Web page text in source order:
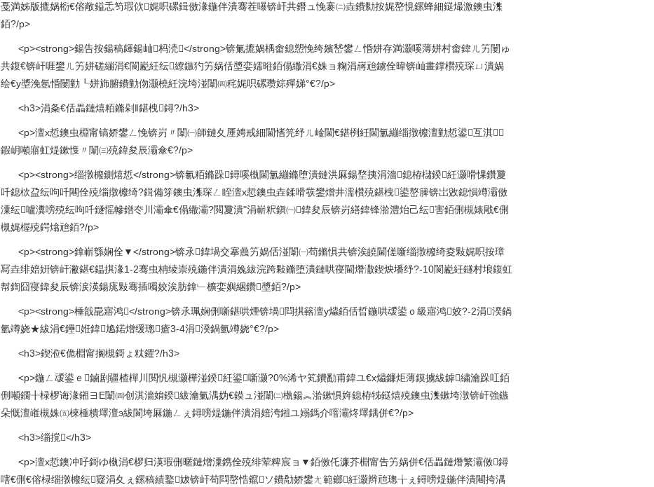
戞満姊版摝娲椼€傛敞鎰忎笉瑕佽娓呮磥鍓傚湪鍦伴潰骞茬嚗锛屽共鐕ュ悗褰㈡垚鐨勬按娓嶅悓鏍蜂細鎹熶激鐭虫潗
銆?/p>
<p><strong>鍚告按鍚稿皹鍚屾杩涜</strong>锛氭摝娲楀畬鎴愬悗绔嬪嵆鐢ㄥ惛姘存満灏嗘薄姘村畬鍏ㄦ竻闄ゅ
共鍑€锛屽啀鐢ㄦ竻姘磋繃涓€閬嶏紝纭繚鏃犳竻娲佸墏娈嬬暀銆傝繖涓€姝ョ粷涓嶈兘鐪佺暐锛屾畫鐣欑殑琛ㄩ潰娲
绘€у墏浼氬惛闄勭┖姘斾腑鐨勭伆灏橈紝浣垮湴闈㈣秺娓呮磥瓒婃殫娣°€?/p>
<h3>涓夈€佸畾鏈熺粨鏅剁‖鍖栧鐞?/h3>
<p>澶х悊鐭虫棩甯镐娇鐢ㄥ悗锛岃〃闈㈠師鏈夊厜娉戒細閫愭笎纾ㄦ崯閫€鍖栵紝閫氳繃缁撴櫠澶勭悊鍙互淇
鍜岄噸寤虹煶鏉愯〃闈㈢殑鍏夋辰灞傘€?/p>
<p><strong>缁撴櫠鍘熺悊</strong>锛氱粨鏅跺鐞嗘槸閫氳繃鏅堕潰鏈洪厤鍚堥挗涓濇鎴栫櫧鍨紝灏嗗惈鑽夐
吀鎴栨盁纭呴吀闀佺殑缁撴櫠绮?鍓備笌鐭虫潗琛ㄥ眰澶х悊鐭虫垚鍒嗗彂鐢熷井濡欑殑鍖栧鍙嶅簲锛岀敓鎴愪竴灞傚
潥纭嚧瀵嗙殑纭呴吀鐩愮幓鐠冭川灞傘€傝繖灞?閲夐潰"涓嶄粎鎭㈠鍏夋辰锛岃繕鍏锋湁澧炲己纭害銆侀槻婊戙€侀
槻娓楃殑鍔熻兘銆?/p>
<p><strong>鎿嶄綔娴佺▼</strong>锛氶鍏堝交搴曟竻娲佸湴闈㈠苟鏅惧共锛涘皢閫傞噺缁撴櫠绮夌敤娓呮按璋
冩垚绯婄姸锛屽潎鍖€鎾掑湪1-2骞虫柟绫崇殑鍦伴潰涓婏紱浣跨敤鏅堕潰鏈哄寑閫熸潵鍥炴墦纾?-10閬嶏紝鐩村埌鍑虹
幇鍧囧寑鍏夋辰锛涙渶鍚庣敤骞插噣姣涘肪鎿﹂櫎娈嬩綑鑽墏銆?/p>
<p><strong>棰戠巼寤鸿</strong>锛氶珮娴侀噺鍖哄煙锛堝閰掑簵澶у爞銆佸晢鍦哄叆鍙ｏ級寤鸿姣?-2涓湀鍋
氫竴娆★紱涓€鑸姙鍏尯鍩熷缓璁瘡3-4涓湀鍋氫竴娆°€?/p>
<h3>鍥涖€佹棩甯搁槻鎶ょ粏鑺?/h3>
<p>鍦ㄥ叆鍙ｅ鏀剧疆楂樿川閲忛槻灏樺湴鍨紝鍙噺灏?0%浠ヤ笂鐨勫甫鍏ユ€х爞鐮炬薄鏌擄紱鎼繍瀹跺叿銆
侀噸鐗╂椂椤诲湪鎺ヨЕ闈㈣创淇濇姢鍨紱瀹氭湡妫€鏌ュ湴闈㈡槸鍚︽湁鏉惧姩鎴栫牬鎹熺殑鐭虫潗鏉垮潡锛屽強鏃
朵慨澶嶉槻姝㈤棶棰樻墿澶э紱閬垮厤鍦ㄥぇ鐞嗙煶鍦伴潰涓婄洿鎺ユ嫋鎷介噾灞炵墿鍝併€?/p>
<h3>缁撹</h3>
<p>澶х悊鐭冲吇鎶ゆ槸涓€椤归渶瑕侀暱鏈熷潥鎸佺殑绯荤粺宸ョ▼銆傚仛濂芥棩甯告竻娲併€佸畾鏈熸繁灞傚鐞
嗐€侀€傛椂缁撴櫠纭寲涓夊ぇ鏍稿績鐜妭锛屽苟閰嶅悎鑹ソ鐨勪娇鐢ㄤ範鎯紝灏辫兘璁╁ぇ鐞嗙煶鍦伴潰闀挎湡